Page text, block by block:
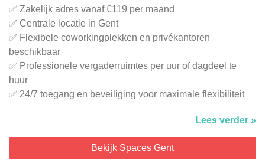
✅ Zakelijk adres vanaf €119 per maand
✅ Centrale locatie in Gent
✅ Flexibele coworkingplekken en privékantoren
beschikbaar
✅ Professionele vergaderruimtes per uur of dagdeel te
huur
✅ 24/7 toegang en beveiliging voor maximale flexibiliteit
Lees verder »
Bekijk Spaces Gent